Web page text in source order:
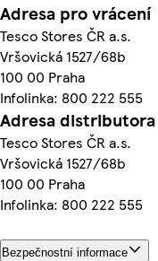
Adresa pro vrácení
Tesco Stores ČR a.s.
Vršovická 1527/68b
100 00 Praha
Infolinka: 800 222 555
Adresa distributora
Tesco Stores ČR a.s.
Vršovická 1527/68b
100 00 Praha
Infolinka: 800 222 555
Bezpečnostní informace